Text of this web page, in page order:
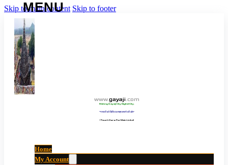
Skip to main content Skip to footer
www.gayaji.com
Making Gayaji City Digital City.
“गयाजी को डिजिटल शहर बनाने की ओर”
(Touch Here For Main Links)
Home
My Account